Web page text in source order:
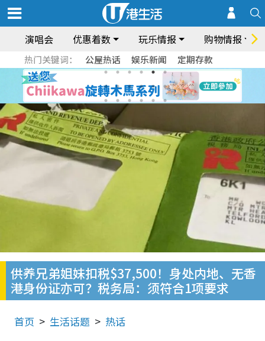
演唱会 优惠着数 玩乐情报 购物情报
热门关键词： 公屋热话 娱乐新闻 定期存款
供养兄弟姐妹扣税$37,500！身处内地、无香
港身份证亦可？税务局：须符合1项要求
首页 生活话题 热话